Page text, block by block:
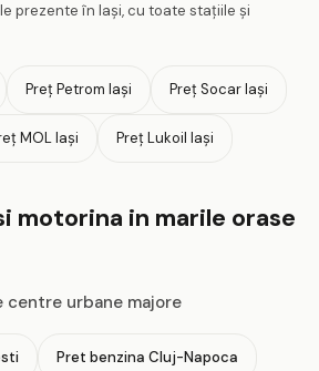
prezente în Iaşi, cu toate stațiile și
Preț Petrom Iaşi Preț Socar Iaşi
MOL Iaşi Preț Lukoil Iaşi
motorina in marile orase
centre urbane majore
Pret benzina Cluj-Napoca